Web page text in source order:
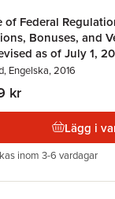
of Federal
Bonuses, and
as of July 1,
Engelska, 2016
kr
Lägg i
inom 3-6 vardagar